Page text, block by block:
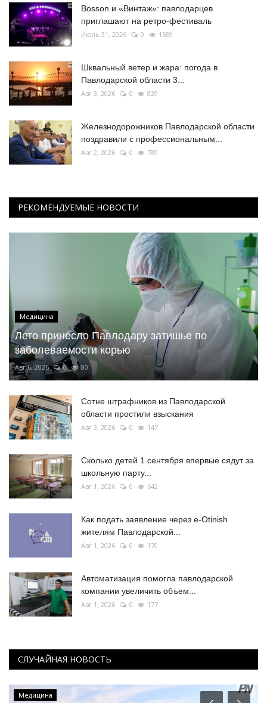
Bosson и «Винтаж»: павлодарцев
приглашают на ретро-фестиваль
Июль 31, 2026 0 1589
Шквальный ветер и жара: погода в
Павлодарской области 3...
Авг 3, 2026 0 829
Железнодорожников Павлодарской области
поздравили с профессиональным...
Авг 2, 2026 0 789
РЕКОМЕНДУЕМЫЕ НОВОСТИ
Медицина
Лето принесло Павлодару затишье по
заболеваемости корью
Авг 6, 2026 0 80
Сотне штрафников из Павлодарской
области простили взыскания
Авг 3, 2026 0 147
Сколько детей 1 сентября впервые сядут за
школьную парту...
Авг 1, 2026 0 642
Как подать заявление через e-Otinish
жителям Павлодарской...
Авг 1, 2026 0 170
Автоматизация помогла павлодарской
компании увеличить объем...
Авг 1, 2026 0 177
СЛУЧАЙНАЯ НОВОСТЬ
Медицина